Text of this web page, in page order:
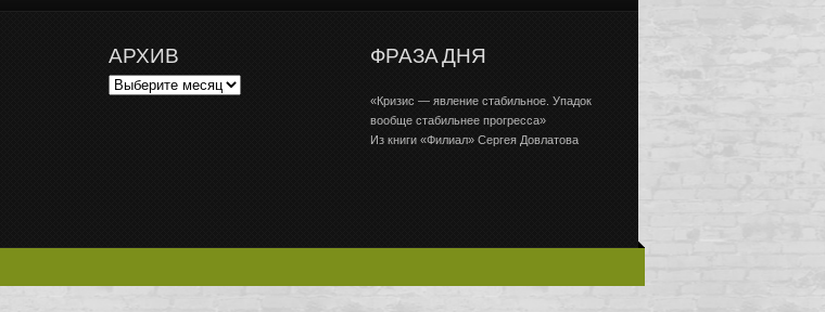
АРХИВ ФРАЗА ДНЯ
«Кризис — явление стабильное. Упадок
вообще стабильнее прогресса»
Из книги «Филиал» Сергея Довлатова